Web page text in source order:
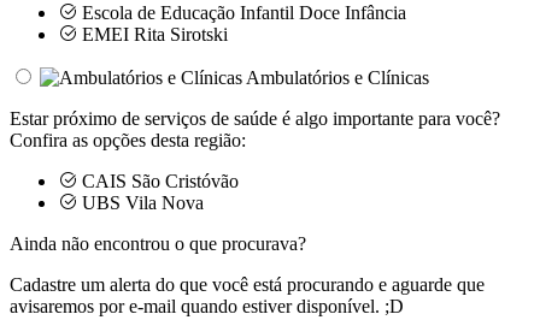
Escola de Educação Infantil Doce Infância
EMEI Rita Sirotski
Ambulatórios e Clínicas
Estar próximo de serviços de saúde é algo importante para você?
Confira as opções desta região:
CAIS São Cristóvão
UBS Vila Nova
Ainda não encontrou o que procurava?
Cadastre um alerta do que você está procurando e aguarde que
avisaremos por e-mail quando estiver disponível. ;D